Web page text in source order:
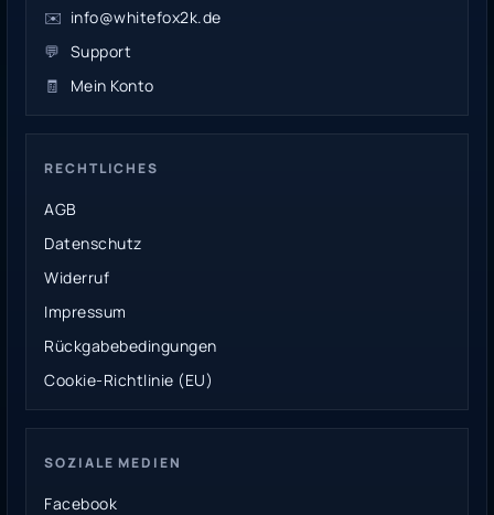
✉️ info@whitefox2k.de
💬 Support
🧾
Mein Konto
RECHTLICHES
AGB
Datenschutz
Widerruf
Impressum
Rückgabebedingungen
Cookie-Richtlinie (EU)
SOZIALE MEDIEN
Facebook